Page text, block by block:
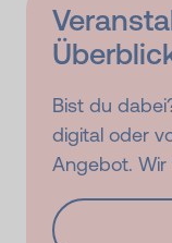
Bist du
digital oder
Angebot.